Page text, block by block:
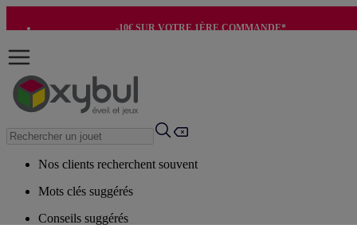
-10€ SUR VOTRE 1ÈRE COMMANDE*
Nos clients recherchent souvent
Mots clés suggérés
Conseils suggérés